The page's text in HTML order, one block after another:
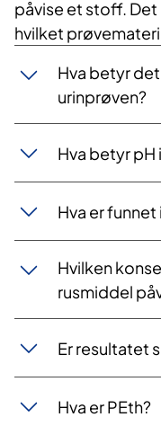
påvise et stoff.
hvilket
Hva betyr
urinprøven?
Hva betyr pH
Hva er
Hvilken
rusmiddel
Er resultatet
Hva er PEth?